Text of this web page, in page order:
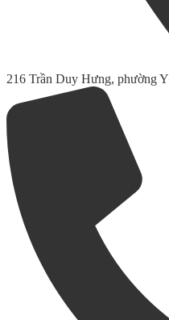
216 Trần Duy Hưng, phường